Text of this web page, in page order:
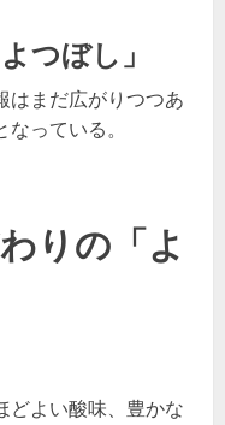
つぼし」
はまだ広がりつつあ
っている。
りの「よ
どよい酸味、豊かな